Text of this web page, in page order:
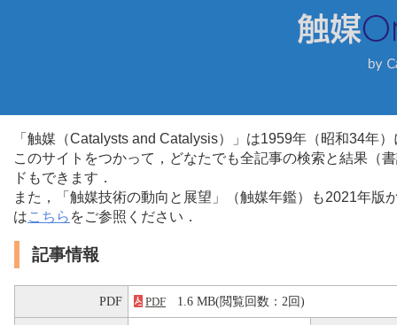
「触媒（Catalysts and Catalysis）」は1959年（昭和34年
このサイトをつかって，どなたでも全記事の検索と結果（
ドもできます．
また，「触媒技術の動向と展望」（触媒年鑑）も2021年
はこちら をご参照ください．
記事情報
PDF PDF 1.6 MB(閲覧回数：2回)